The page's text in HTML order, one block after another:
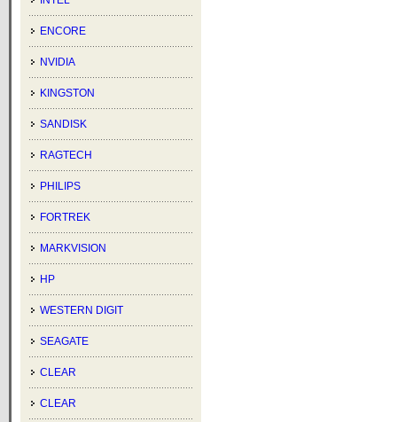
ENCORE
NVIDIA
KINGSTON
SANDISK
RAGTECH
PHILIPS
FORTREK
MARKVISION
HP
WESTERN DIGIT
SEAGATE
CLEAR
CLEAR